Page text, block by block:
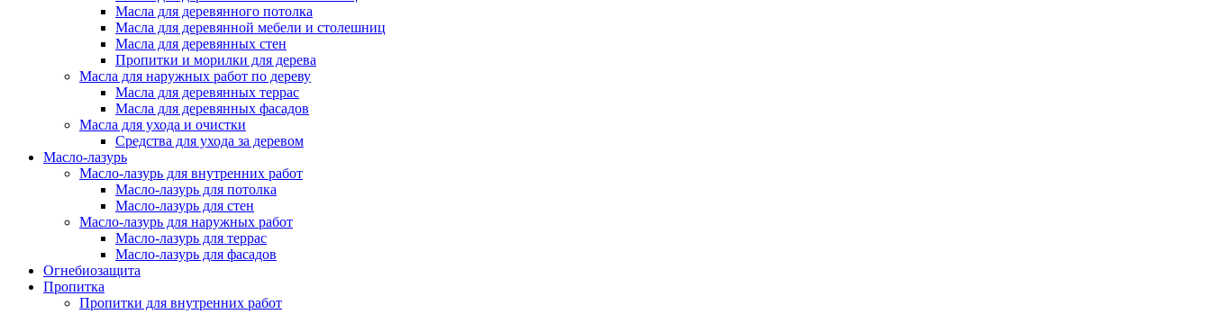
Масла для деревянного потолка
Масла для деревянной мебели и столешниц
Масла для деревянных стен
Пропитки и морилки для дерева
Масла для наружных работ по дереву
Масла для деревянных террас
Масла для деревянных фасадов
Масла для ухода и очистки
Средства для ухода за деревом
Масло-лазурь
Масло-лазурь для внутренних работ
Масло-лазурь для потолка
Масло-лазурь для стен
Масло-лазурь для наружных работ
Масло-лазурь для террас
Масло-лазурь для фасадов
Огнебиозащита
Пропитка
Пропитки для внутренних работ